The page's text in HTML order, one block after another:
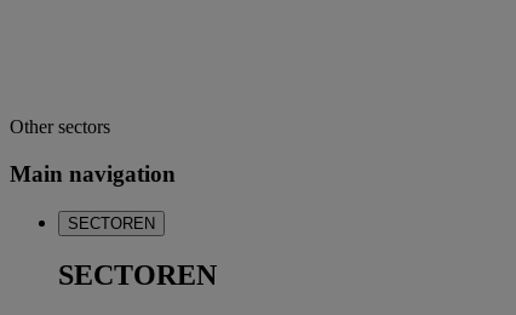
Other sectors
Main navigation
SECTOREN
SECTOREN